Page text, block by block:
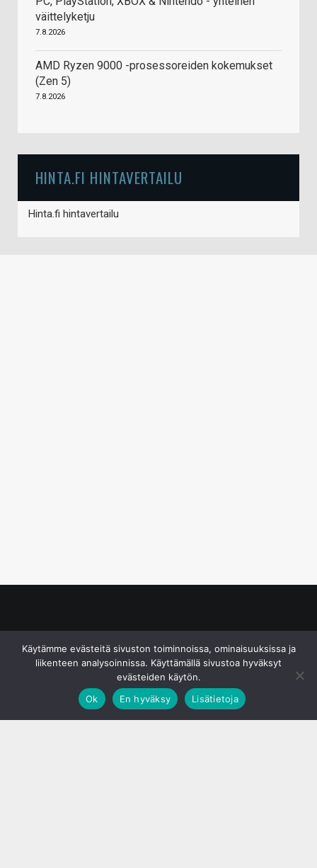
väittelyketju
7.8.2026
AMD Ryzen 9000 -prosessoreiden kokemukset
(Zen 5)
7.8.2026
HINTA.FI HINTAVERTAILU
Hinta.fi hintavertailu
Käytämme evästeitä sivuston toiminnoissa, ominaisuuksissa ja
liikenteen analysoinnissa. Käyttämällä sivustoa hyväksyt
evästeiden käytön.
Ok
En hyväksy Lisätietoja